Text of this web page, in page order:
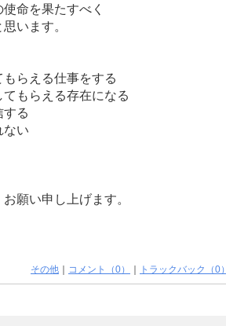
命を果たすべく
います。
らえる仕事をする
もらえる存在になる
る
い
願い申し上げます。
その他 コメント（0） トラックバック（0）